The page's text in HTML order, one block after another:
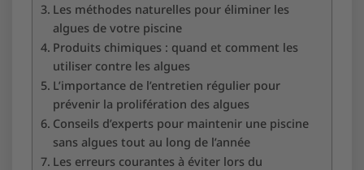
Les méthodes naturelles pour éliminer les
algues de votre piscine
Produits chimiques : quand et comment les
utiliser contre les algues
L’importance de l’entretien régulier pour
prévenir la prolifération des algues
Conseils d’experts pour maintenir une piscine
sans algues tout au long de l’année
Les erreurs courantes à éviter lors du